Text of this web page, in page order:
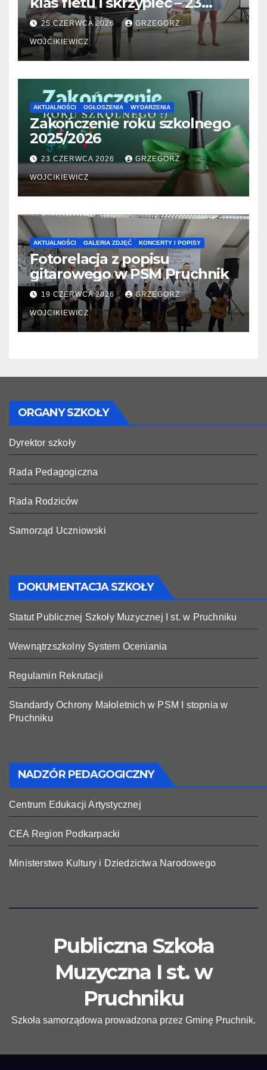
06.2026
25 CZERWCA 2026 GRZEGORZ
WOJCIKIEWICZ
AKTUALNOŚCI OGŁOSZENIA WYDARZENIA
Zakończenie roku szkolnego
2025/2026
23 CZERWCA 2026 GRZEGORZ
WOJCIKIEWICZ
AKTUALNOŚCI GALERIA ZDJĘĆ KONCERTY I POPISY
Fotorelacja z popisu
gitarowego w PSM Pruchnik
19 CZERWCA 2026 GRZEGORZ
WOJCIKIEWICZ
ORGANY SZKOŁY
Dyrektor szkoły
Rada Pedagogiczna
Rada Rodziców
Samorząd Uczniowski
DOKUMENTACJA SZKOŁY
Statut Publicznej Szkoły Muzycznej I st. w Pruchniku
Wewnątrzszkolny System Oceniania
Regulamin Rekrutacji
Standardy Ochrony Małoletnich w PSM I stopnia w
Pruchniku
NADZÓR PEDAGOGICZNY
Centrum Edukacji Artystycznej
CEA Region Podkarpacki
Ministerstwo Kultury i Dziedzictwa Narodowego
Publiczna Szkoła
Muzyczna I st. w
Pruchniku
Szkoła samorządowa prowadzona przez Gminę Pruchnik.